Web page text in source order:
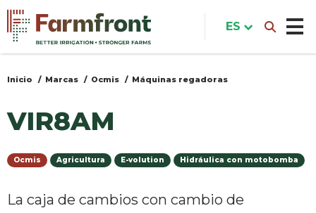
Pasar
contenido
principal
Usted
aquí
Inicio Marcas Ocmis Máquinas regadoras
VIR8AM
Ocmis Agricultura E-volution Hidráulica con motobomba
La caja de cambios con cambio de
ES